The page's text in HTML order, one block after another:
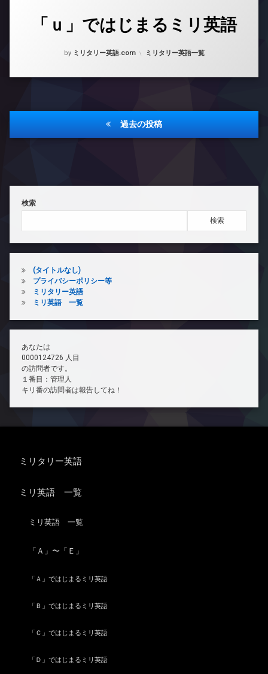
「ｕ」ではじまるミリ英語
Posted on 2023年8月14日
Updated on 2023年8月15日
by ミリタリー英語.com カテゴリー:
ミリタリー英語一覧
投
ゲ
ョ
過去の投稿
検索
検索
(タイトルなし)
プライバシーポリシー等
ミリタリー英語
ミリ英語 一覧
あなたは
0000124726 人目
の訪問者です。
１番目：管理人
キリ番の訪問者は報告してね！
ミリタリー英語
ミリ英語 一覧
ミリ英語 一覧
「Ａ」〜「Ｅ」
「Ａ」ではじまるミリ英語
「Ｂ」ではじまるミリ英語
「Ｃ」ではじまるミリ英語
「Ｄ」ではじまるミリ英語